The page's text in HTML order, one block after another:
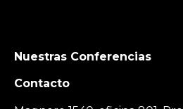
Nuestras Conferencias
Contacto